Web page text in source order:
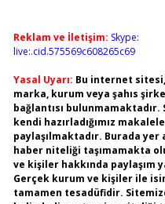
Reklam ve İletişim: Skype:
live:.cid.575569c608265c69
Yasal Uyarı: Bu internet
marka, kurum veya şahıs
bağlantısı bulunmamaktadır.
kendi hazırladığımız
paylaşılmaktadır. Burada
haber niteliği taşımamakta
ve kişiler hakkında paylaşım
Gerçek kurum ve kişiler ile
tamamen tesadüfidir.